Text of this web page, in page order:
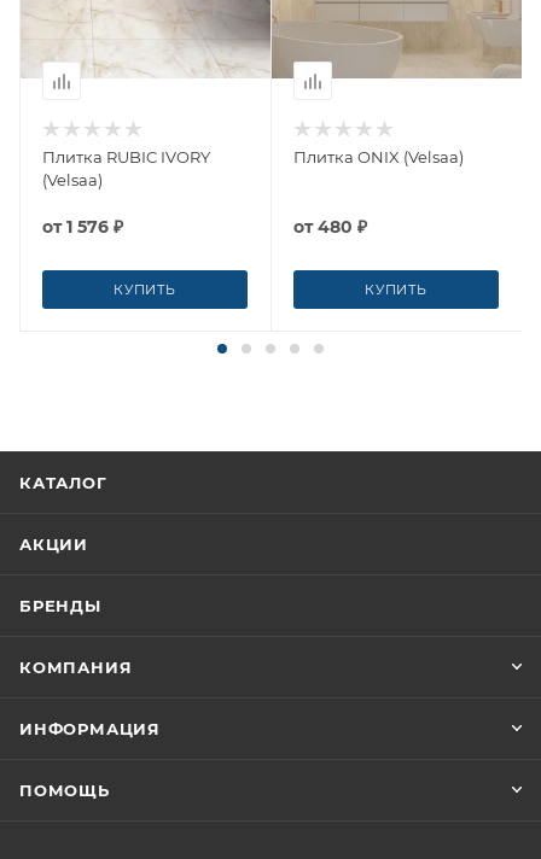
Плитка RUBIC IVORY
(Velsaa)
от1 576 ₽
КУПИТЬ
Плитка ONIX (Velsaa)
от480 ₽
КУПИТЬ
КАТАЛОГ
АКЦИИ
БРЕНДЫ
КОМПАНИЯ
ИНФОРМАЦИЯ
ПОМОЩЬ